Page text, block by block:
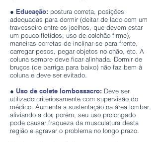
● Educação: postura correta, posições
adequadas para dormir (deitar de lado com um
travesseiro entre os joelhos, que devem estar
um pouco fletidos; uso de colchão firme),
maneiras corretas de inclinar-se para frente,
carregar pesos, pegar objetos no chão, etc. A
coluna sempre deve ficar alinhada. Dormir de
bruços (de barriga para baixo) não faz bem à
coluna e deve ser evitado.
● Uso de colete lombossacro: Deve ser
utilizado criteriosamente com supervisão do
médico. Aumenta a sustentação na área lombar
aliviando a dor, porém, seu uso prolongado
pode causar fraqueza da musculatura desta
região e agravar o problema no longo prazo.